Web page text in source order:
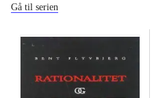
Gå til serien